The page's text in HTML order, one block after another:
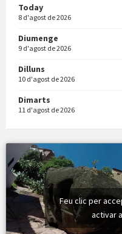
Vermuts a la Font. Hit parit
Today
8 d'agost de 2026
Diumenge
9 d'agost de 2026
Dilluns
10 d'agost de 2026
Dimarts
11 d'agost de 2026
Feu clic per
activar